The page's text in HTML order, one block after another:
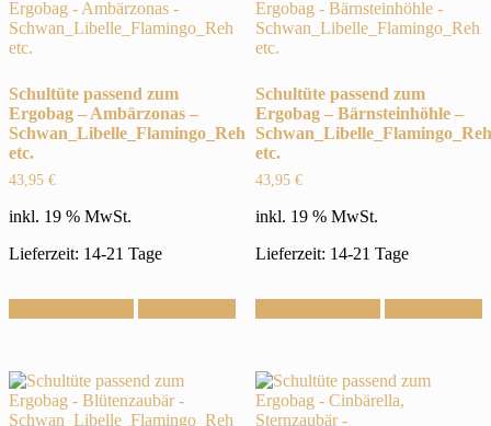
Schultüte passend zum
Ergobag – Ambärzonas –
Schwan_Libelle_Flamingo_Reh
etc.
43,95 €
inkl. 19 % MwSt.
Lieferzeit: 14-21 Tage
Schultüte passend zum
Ergobag – Bärnsteinhöhle –
Schwan_Libelle_Flamingo_Reh
etc.
43,95 €
inkl. 19 % MwSt.
Lieferzeit: 14-21 Tage